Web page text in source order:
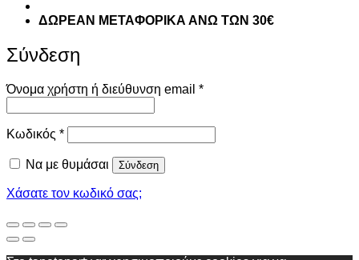
ΔΩΡΕΑΝ ΜΕΤΑΦΟΡΙΚΑ ΑΝΩ ΤΩΝ 30€
Σύνδεση
Όνομα χρήστη ή διεύθυνση email *Απαιτείται
Κωδικός *Απαιτείται
Να με θυμάσαι Σύνδεση
Χάσατε τον κωδικό σας;